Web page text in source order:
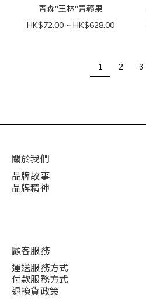
青森"王林"青蘋果
HK$72.00 ~ HK$628.00
1 2 3
關於我們
品牌故事
品牌精神
顧客服務
運送服務方式
付款服務方式
退換貨政策